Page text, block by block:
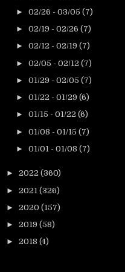
► 02/26 - 03/05 (7)
► 02/19 - 02/26 (7)
► 02/12 - 02/19 (7)
► 02/05 - 02/12 (7)
► 01/29 - 02/05 (7)
► 01/22 - 01/29 (6)
► 01/15 - 01/22 (6)
► 01/08 - 01/15 (7)
► 01/01 - 01/08 (7)
► 2022 (360)
► 2021 (326)
► 2020 (157)
► 2019 (58)
► 2018 (4)